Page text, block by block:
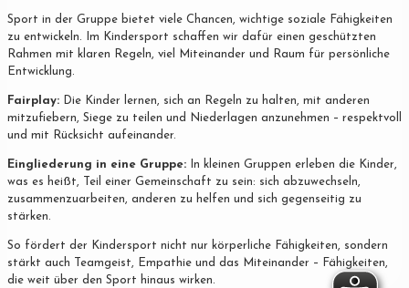
Sport in der Gruppe bietet viele Chancen, wichtige soziale Fähigkeiten
zu entwickeln. Im Kindersport schaffen wir dafür einen geschützten
Rahmen mit klaren Regeln, viel Miteinander und Raum für persönliche
Entwicklung.
Fairplay: Die Kinder lernen, sich an Regeln zu halten, mit anderen
mitzufiebern, Siege zu teilen und Niederlagen anzunehmen – respektvoll
und mit Rücksicht aufeinander.
Eingliederung in eine Gruppe: In kleinen Gruppen erleben die Kinder,
was es heißt, Teil einer Gemeinschaft zu sein: sich abzuwechseln,
zusammenzuarbeiten, anderen zu helfen und sich gegenseitig zu
stärken.
So fördert der Kindersport nicht nur körperliche Fähigkeiten, sondern
stärkt auch Teamgeist, Empathie und das Miteinander – Fähigkeiten,
die weit über den Sport hinaus wirken.